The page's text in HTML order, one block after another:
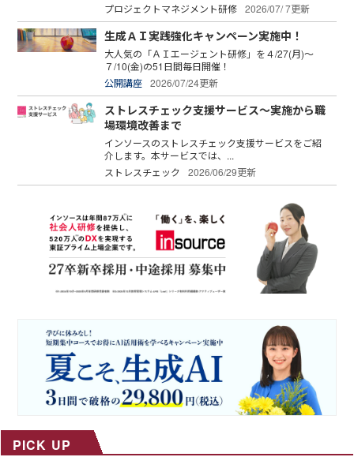
プロジェクトマネジメント研修 2026/07/ 7更新
生成ＡＩ実践強化キャンペーン実施中！
大人気の「ＡＩエージェント研修」を４/27(月)～
７/10(金)の51日間毎日開催！
公開講座 2026/07/24更新
ストレスチェック支援サービス～実施から職
場環境改善まで
インソースのストレスチェック支援サービスをご紹
介します。本サービスでは、...
ストレスチェック
2026/06/29更新
PICK UP